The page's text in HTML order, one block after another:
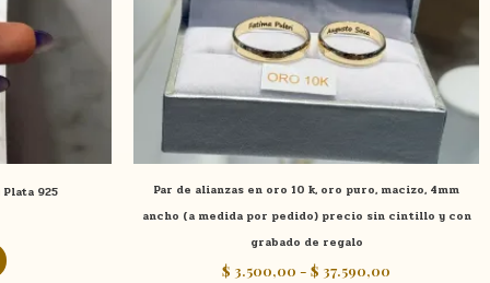
925
Par de alianzas en oro 10 k, oro puro, macizo, 4mm
ancho (a medida por pedido) precio sin cintillo y con
grabado de regalo
$ 3.500,00 - $ 37.590,00
se
pueden
elegir
la
página
de
producto